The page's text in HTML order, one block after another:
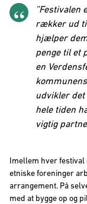
rækker ud
hjælper
penge til et
en
udvikler
hele tiden
vigtig
Imellem hver
etniske foreninger
arrangement. På
med at bygge op og